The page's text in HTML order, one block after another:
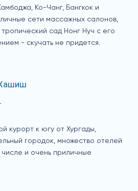
Ко-Чанг, Бангкок и
сети массажных салонов,
сад Нонг Нуч с его
- скучать не придется.
курорт к югу от Хургады,
городок, множество отелей
числе и очень приличные